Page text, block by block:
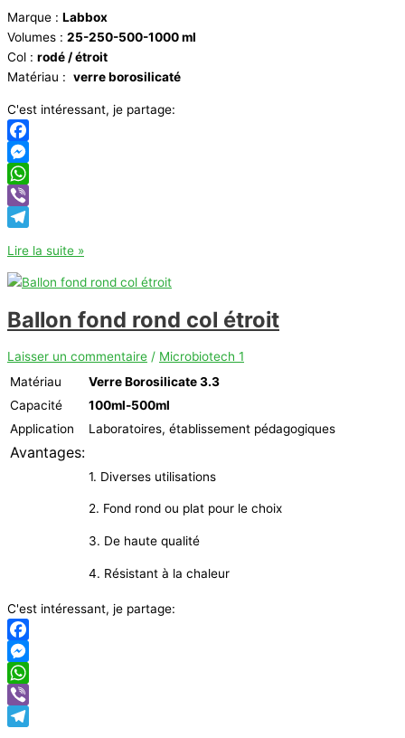
Marque : Labbox
Volumes : 25-250-500-1000 ml
Col : rodé / étroit
Matériau : verre borosilicaté
C'est intéressant, je partage:
Facebook
Messenger
WhatsApp
Viber
Ballon
fond
plat
Labbox
Lire la suite »
Ballon fond rond col étroit
Laisser un commentaire / Microbiotech 1
Matériau
Verre Borosilicate 3.3
Capacité
100ml-500ml
Application
Laboratoires, établissement pédagogiques
Avantages:
1. Diverses utilisations
2. Fond rond ou plat pour le choix
3. De haute qualité
4. Résistant à la chaleur
C'est intéressant, je partage:
Facebook
Messenger
WhatsApp
Viber